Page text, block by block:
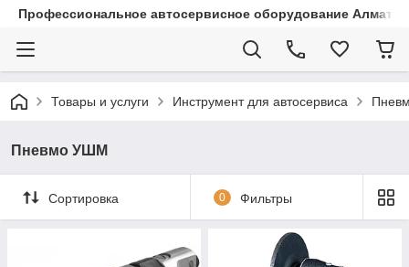
Профессиональное автосервисное оборудование Алматы
Товары и услуги Инструмент для автосервиса
Пневмо УШМ
Сортировка 0 Фильтры